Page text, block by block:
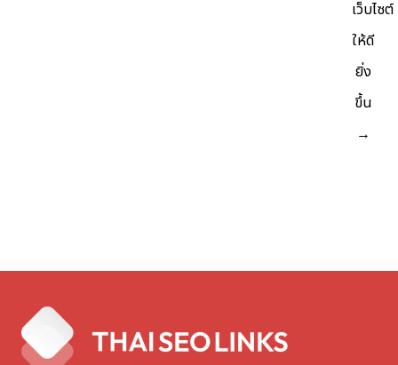
เว็บไซต์
ให้ดี
ยิ่ง
ขึ้น
→